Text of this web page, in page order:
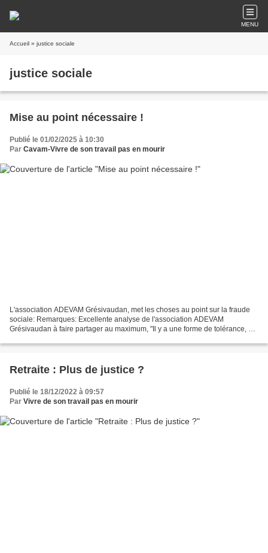
MENU
Accueil » justice sociale
justice sociale
Mise au point nécessaire !
Publié le 01/02/2025 à 10:30
Par Cavam-Vivre de son travail pas en mourir
L'association ADEVAM Grésivaudan, met les choses au point sur la fraude
sociale: Remarques: Excellente analyse de l'association ADEVAM
Grésivaudan à faire partager au maximum, "Il y a une forme de tolérance, au
Retraite : Plus de justice ?
Publié le 18/12/2022 à 09:57
Par Vivre de son travail pas en mourir